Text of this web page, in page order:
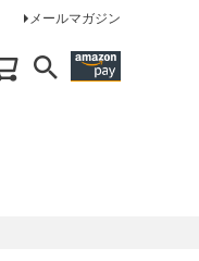
メールマガジン